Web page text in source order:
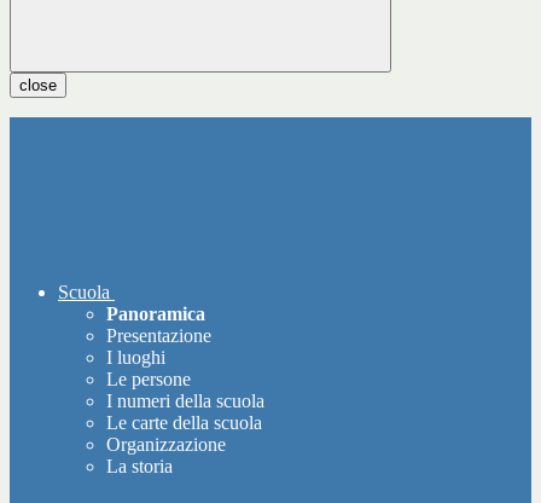
close
Scuola
Panoramica
Presentazione
I luoghi
Le persone
I numeri della scuola
Le carte della scuola
Organizzazione
La storia